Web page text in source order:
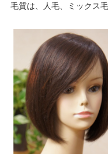
毛質は、人毛、ミックス